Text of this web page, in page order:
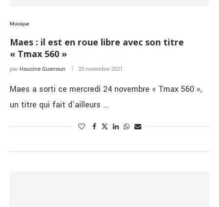
Musique
Maes : il est en roue libre avec son titre
« Tmax 560 »
par Houcine Guenoun 25 novembre 2021
Maes a sorti ce mercredi 24 novembre « Tmax 560 »,
un titre qui fait d’ailleurs …